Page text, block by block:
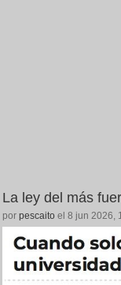
La ley del más
por pescaito el 8 jun 2026,